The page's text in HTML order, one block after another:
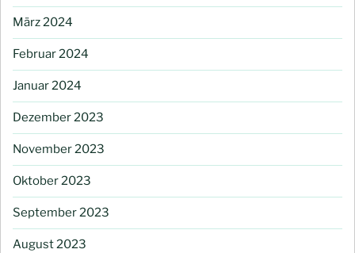
März 2024
Februar 2024
Januar 2024
Dezember 2023
November 2023
Oktober 2023
September 2023
August 2023